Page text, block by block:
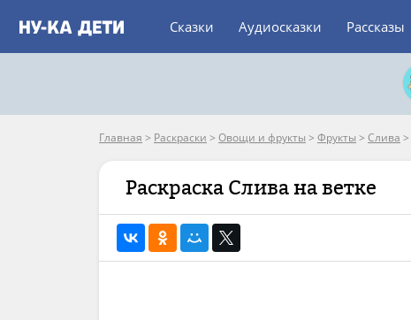
Сказки Аудиосказки Рассказы
Главная > Раскраски > Овощи и фрукты > Фрукты > Слива >
Раскраска Слива на ветке